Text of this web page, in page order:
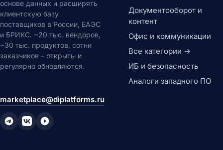
основе данных и расширять
клиентскую базу
поставщиков в России, ЕАЭС
и БРИКС. ~20 тыс. вендоров,
~30 тыс. продуктов, сотни
заказчиков – открыты и
регулярно обновляются.
marketplace@diplatforms.ru
Документооборот и
контент
Офис и коммуникации
Все категории →
ИБ и безопасность
Аналоги западного ПО